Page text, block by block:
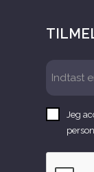
Jeg